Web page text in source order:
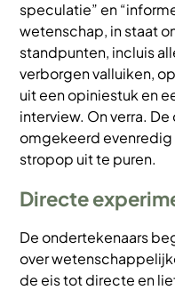
speculatie” en
wetenschap, in staat
standpunten, incluis
verborgen valluiken,
uit een opiniestuk en
interview. On verra.
omgekeerd evenredig
stropop uit te puren.
Directe
De ondertekenaars
over
de eis tot directe en